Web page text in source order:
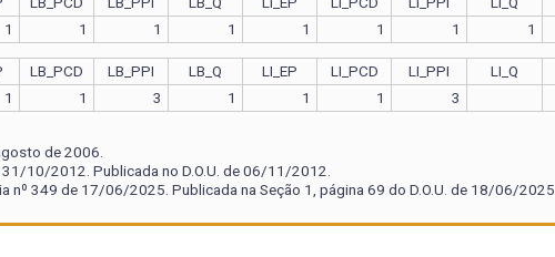
1 1 1 1 1 1 1 1
LB_PCD LB_PPI LB_Q LI_EP LI_PCD LI_PPI LI_Q
1 1 3 1 1 1 3
de 2006.
10/2012. Publicada no D.O.U. de 06/11/2012.
nº 349 de 17/06/2025. Publicada na Seção 1, página 69 do D.O.U. de 18/06/2025.